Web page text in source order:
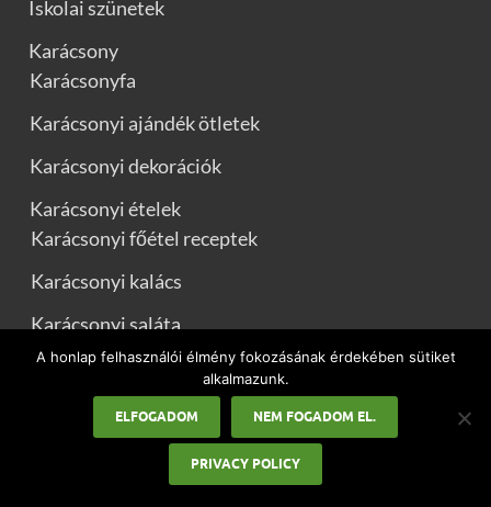
Iskolai szünetek
Karácsony
Karácsonyfa
Karácsonyi ajándék ötletek
Karácsonyi dekorációk
Karácsonyi ételek
Karácsonyi főétel receptek
Karácsonyi kalács
Karácsonyi saláta
Karácsonyi sütemények
Karácsonyi idézetek
Karácsonyi üdvözletek
A honlap felhasználói élmény fokozásának érdekében sütiket
alkalmazunk.
ELFOGADOM NEM FOGADOM EL.
PRIVACY POLICY